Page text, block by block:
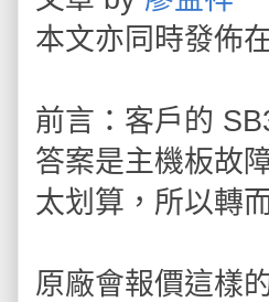
本文亦同時發佈
前言：客戶的
答案是主機板故
太划算，所以轉
原廠會報價這樣